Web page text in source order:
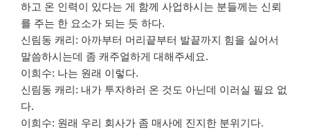
하고 온 인력이 있다는 게 함께 사업하시는 분들께는 신뢰
를 주는 한 요소가 되는 듯 하다.
신림동 캐리: 아까부터 머리끝부터 발끝까지 힘을 실어서
말씀하시는데 좀 캐주얼하게 대해주세요.
이희수: 나는 원래 이렇다.
신림동 캐리: 내가 투자하러 온 것도 아닌데 이러실 필요 없
다.
이희수: 원래 우리 회사가 좀 매사에 진지한 분위기다.